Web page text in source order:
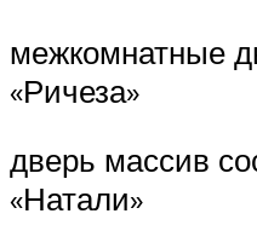
межкомнатные
«Ричеза»
дверь массив
«Натали»